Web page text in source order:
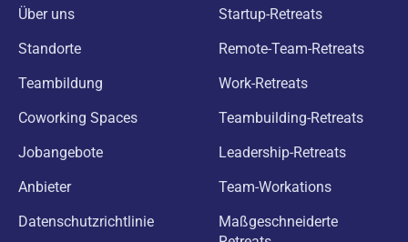
Über uns
Standorte
Teambildung
Coworking Spaces
Jobangebote
Anbieter
Datenschutzrichtlinie
Startup-Retreats
Remote-Team-Retreats
Work-Retreats
Teambuilding-Retreats
Leadership-Retreats
Team-Workations
Maßgeschneiderte